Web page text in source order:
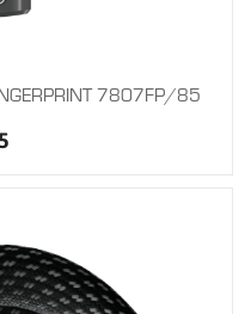
7807FP/85